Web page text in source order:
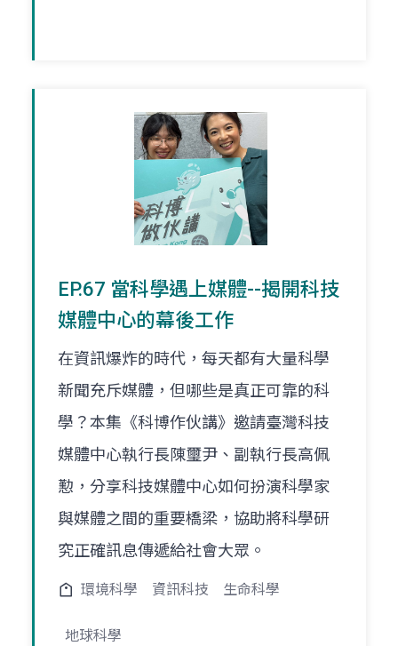
EP.67 當科學遇上媒體--揭開科技
媒體中心的幕後工作
在資訊爆炸的時代，每天都有大量科學
新聞充斥媒體，但哪些是真正可靠的科
學？本集《科博作伙講》邀請臺灣科技
媒體中心執行長陳璽尹、副執行長高佩
懃，分享科技媒體中心如何扮演科學家
與媒體之間的重要橋梁，協助將科學研
究正確訊息傳遞給社會大眾。
環境科學 資訊科技 生命科學
地球科學